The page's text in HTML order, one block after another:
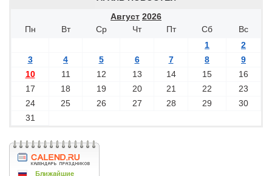
Август 2026
Пн
Вт Ср Чт Пт Сб
Вс
1
2
3
4 5 6 7 8
9
10
11 12 13 14 15
16
17
18 19 20 21 22
23
24
25 26 27 28 29
30
31